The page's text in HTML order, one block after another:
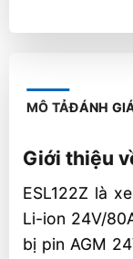
MÔ TẢĐÁNH
Giới thiệu
ESL122Z là
Li-ion 24V/
bị pin AGM